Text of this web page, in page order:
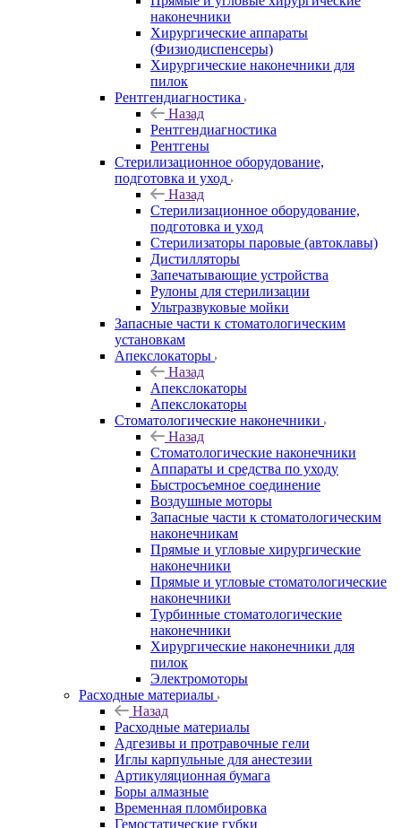
наконечники
Хирургические аппараты
(Физиодиспенсеры)
Хирургические наконечники для
пилок
Рентгендиагностика
Назад
Рентгендиагностика
Рентгены
Стерилизационное оборудование,
подготовка и уход
Назад
Стерилизационное оборудование,
подготовка и уход
Стерилизаторы паровые (автоклавы)
Дистилляторы
Запечатывающие устройства
Рулоны для стерилизации
Ультразвуковые мойки
Запасные части к стоматологическим
установкам
Апекслокаторы
Назад
Апекслокаторы
Апекслокаторы
Стоматологические наконечники
Назад
Стоматологические наконечники
Аппараты и средства по уходу
Быстросъемное соединение
Воздушные моторы
Запасные части к стоматологическим
наконечникам
Прямые и угловые хирургические
наконечники
Прямые и угловые стоматологические
наконечники
Турбинные стоматологические
наконечники
Хирургические наконечники для
пилок
Электромоторы
Расходные материалы
Назад
Расходные материалы
Адгезивы и протравочные гели
Иглы карпульные для анестезии
Артикуляционная бумага
Боры алмазные
Временная пломбировка
Гемостатические губки